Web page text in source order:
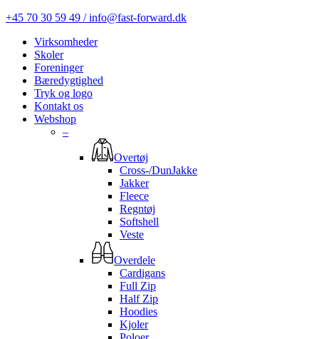
+45 70 30 59 49 / info@fast-forward.dk
Virksomheder
Skoler
Foreninger
Bæredygtighed
Tryk og logo
Kontakt os
Webshop
–
Overtøj
Cross-/DunJakke
Jakker
Fleece
Regntøj
Softshell
Veste
Overdele
Cardigans
Full Zip
Half Zip
Hoodies
Kjoler